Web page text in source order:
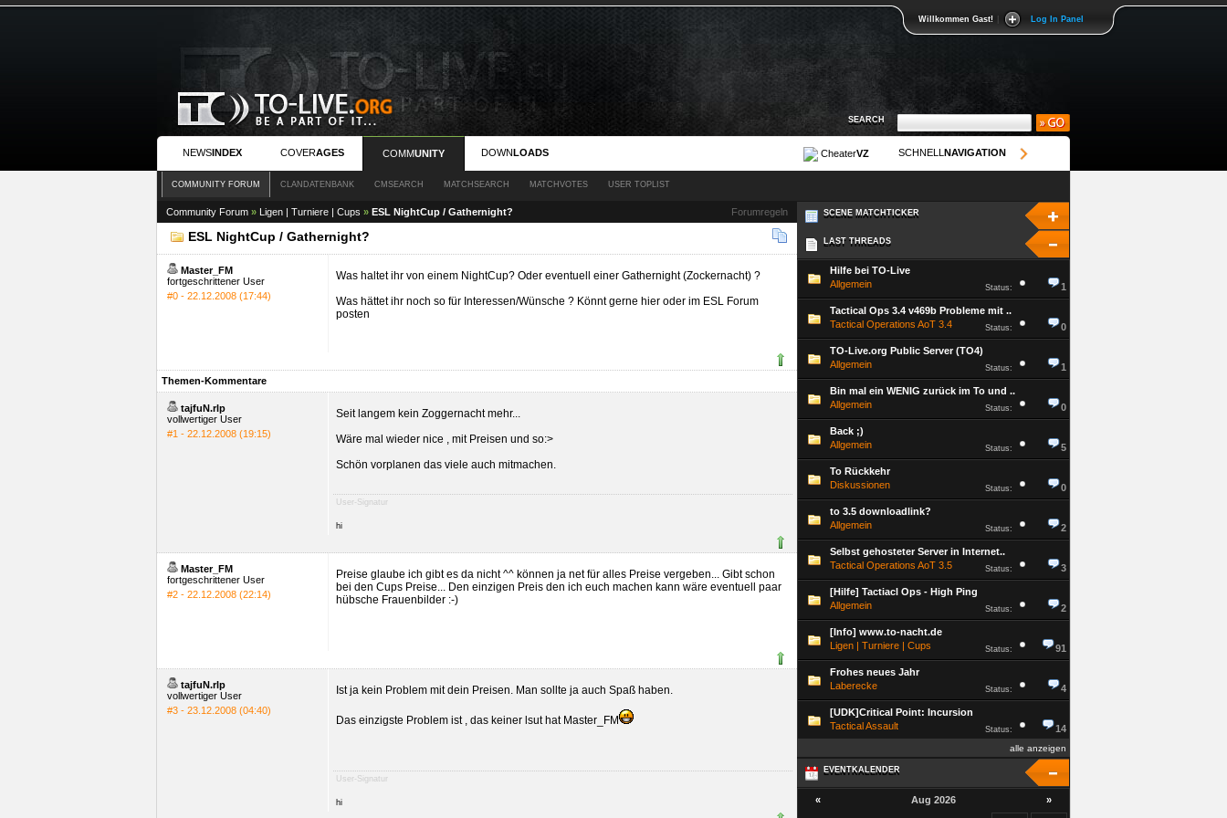
Willkommen Gast! Log In Panel
SEARCH
SEARCH
NEWSINDEX COVERAGES COMMUNITY DOWNLOADS SCHNELL NAVIGATION
CheaterVZ
COMMUNITY FORUM CLANDATENBANK CMSEARCH MATCHSEARCH MATCHVOTES USER TOPLIST
Community Forum » Ligen | Turniere | Cups » ESL NightCup / Gathernight? Forumregeln
ESL NightCup / Gathernight?
Master_FM
fortgeschrittener User
#0 - 22.12.2008 (17:44)
Was haltet ihr von einem NightCup? Oder eventuell einer Gathernight (Zockernacht) ?
Was hättet ihr noch so für Interessen/Wünsche ? Könnt gerne hier oder im ESL Forum
posten
Themen-Kommentare
tajfuN.rlp
vollwertiger User
#1 - 22.12.2008 (19:15)
Seit langem kein Zoggernacht mehr...
Wäre mal wieder nice , mit Preisen und so:>
Schön vorplanen das viele auch mitmachen.
User-Signatur
hi
Master_FM
fortgeschrittener User
#2 - 22.12.2008 (22:14)
Preise glaube ich gibt es da nicht ^^ können ja net für alles Preise vergeben... Gibt schon
bei den Cups Preise... Den einzigen Preis den ich euch machen kann wäre eventuell paar
hübsche Frauenbilder :-)
tajfuN.rlp
vollwertiger User
#3 - 23.12.2008 (04:40)
Ist ja kein Problem mit dein Preisen. Man sollte ja auch Spaß haben.
Das einzigste Problem ist , das keiner lsut hat Master_FM
User-Signatur
hi
SCENE MATCHTICKER
SCENE MATCHTICKER
LAST THREADS
LAST THREADS
Hilfe bei TO-Live
Allgemein
Status: 1
Tactical Ops 3.4 v469b Probleme mit ..
Tactical Operations AoT 3.4
Status: 0
TO-Live.org Public Server (TO4)
Allgemein
Status: 1
Bin mal ein WENIG zurück im To und ..
Allgemein
Status: 0
Back ;)
Allgemein
Status: 5
To Rückkehr
Diskussionen
Status: 0
to 3.5 downloadlink?
Allgemein
Status: 2
Selbst gehosteter Server in Internet..
Tactical Operations AoT 3.5
Status: 3
[Hilfe] Tactiacl Ops - High Ping
Allgemein
Status: 2
[Info] www.to-nacht.de
Ligen | Turniere | Cups
Status: 91
Frohes neues Jahr
Laberecke
Status: 4
[UDK]Critical Point: Incursion
Tactical Assault
Status: 14
alle anzeigen
EVENTKALENDER
EVENTKALENDER
« Aug 2026 »